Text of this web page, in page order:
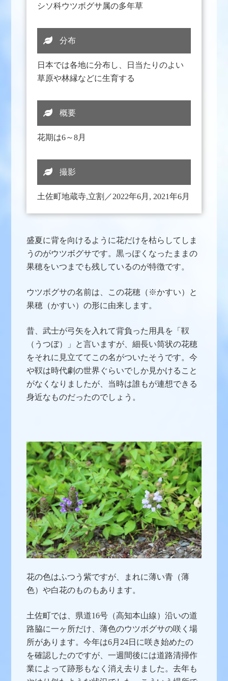
シソ科ウツボグサ属の多年草
分布
日本では各地に分布し、日当たりのよい
草原や林縁などに生育する
概要
花期は6～8月
撮影
土佐町地蔵寺,立割／2022年6月, 2021年6月
盛夏に背を向けるように花だけを枯らしてしま
うのがウツボグサです。黒っぽくなったままの
果穂をいつまでも残しているのが特徴です。
ウツボグサの名前は、この花穂（※かすい）と
果穂（かすい）の形に由来します。
昔、武士が弓矢を入れて背負った用具を「靫
（うつぼ）」と言いますが、細長い筒状の花穂
をそれに見立ててこの名がついたそうです。今
や靫は時代劇の世界ぐらいでしか見かけること
がなくなりましたが、当時は誰もが連想できる
身近なものだったのでしょう。
花の色はふつう紫ですが、まれに薄い青（薄
色）や白花のものもあります。
土佐町では、県道16号（高知本山線）沿いの道
路脇に一ヶ所だけ、薄色のウツボグサの咲く場
所があります。今年は6月24日に咲き始めたの
を確認したのですが、一週間後には道路清掃作
業によって跡形もなく消え去りました。去年も